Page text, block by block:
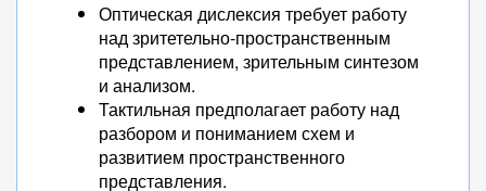
Оптическая дислексия требует работу
над зритетельно-пространственным
представлением, зрительным синтезом
и анализом.
Тактильная предполагает работу над
разбором и пониманием схем и
развитием пространственного
представления.